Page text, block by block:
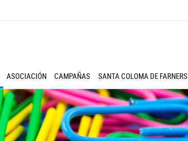
ASOCIACIÓN CAMPAÑAS SANTA COLOMA DE FARNERS